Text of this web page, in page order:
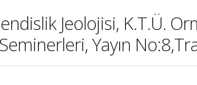
Jeolojisi, K.T.Ü.
Yayın